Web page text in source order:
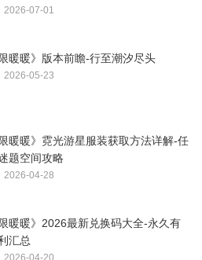
2026-07-01
限暖暖》版本前瞻-行至潮汐尽头
2026-05-23
限暖暖》霓光游星服装获取方法详解-任
题空间攻略
2026-04-28
限暖暖》2026最新兑换码大全-永久有
汇总
2026-04-20